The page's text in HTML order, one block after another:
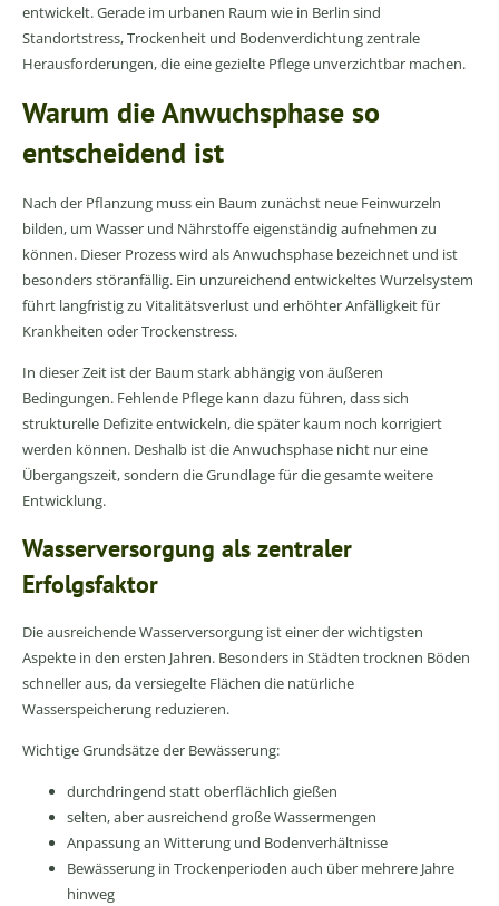
entwickelt. Gerade im urbanen Raum wie in Berlin sind
Standortstress, Trockenheit und Bodenverdichtung zentrale
Herausforderungen, die eine gezielte Pflege unverzichtbar machen.
Warum die Anwuchsphase so
entscheidend ist
Nach der Pflanzung muss ein Baum zunächst neue Feinwurzeln
bilden, um Wasser und Nährstoffe eigenständig aufnehmen zu
können. Dieser Prozess wird als Anwuchsphase bezeichnet und ist
besonders störanfällig. Ein unzureichend entwickeltes Wurzelsystem
führt langfristig zu Vitalitätsverlust und erhöhter Anfälligkeit für
Krankheiten oder Trockenstress.
In dieser Zeit ist der Baum stark abhängig von äußeren
Bedingungen. Fehlende Pflege kann dazu führen, dass sich
strukturelle Defizite entwickeln, die später kaum noch korrigiert
werden können. Deshalb ist die Anwuchsphase nicht nur eine
Übergangszeit, sondern die Grundlage für die gesamte weitere
Entwicklung.
Wasserversorgung als zentraler
Erfolgsfaktor
Die ausreichende Wasserversorgung ist einer der wichtigsten
Aspekte in den ersten Jahren. Besonders in Städten trocknen Böden
schneller aus, da versiegelte Flächen die natürliche
Wasserspeicherung reduzieren.
Wichtige Grundsätze der Bewässerung:
durchdringend statt oberflächlich gießen
selten, aber ausreichend große Wassermengen
Anpassung an Witterung und Bodenverhältnisse
Bewässerung in Trockenperioden auch über mehrere Jahre
hinweg